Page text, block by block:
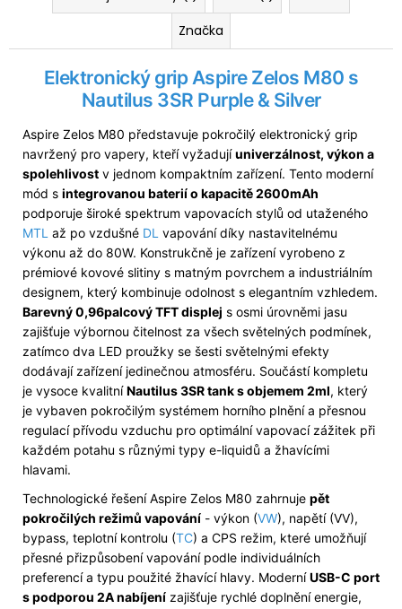
Značka
Elektronický grip Aspire Zelos M80 s
Nautilus 3SR Purple & Silver
Aspire Zelos M80 představuje pokročilý elektronický grip
navržený pro vapery, kteří vyžadujíuniverzálnost, výkon a
spolehlivost v jednom kompaktním zařízení. Tento moderní
mód s integrovanou baterií o kapacitě 2600mAh
podporuje široké spektrum vapovacích stylů od utaženého
MTL až po vzdušné DL vapování díky nastavitelnému
výkonu až do 80W. Konstrukčně je zařízení vyrobeno z
prémiové kovové slitiny s matným povrchem a industriálním
designem, který kombinuje odolnost s elegantním vzhledem.
Barevný 0,96palcový TFT displej s osmi úrovněmi jasu
zajišťuje výbornou čitelnost za všech světelných podmínek,
zatímco dva LED proužky se šesti světelnými efekty
dodávají zařízení jedinečnou atmosféru. Součástí kompletu
je vysoce kvalitníNautilus 3SR tank s objemem 2ml, který
je vybaven pokročilým systémem horního plnění a přesnou
regulací přívodu vzduchu pro optimální vapovací zážitek při
každém potahu s různými typy e-liquidů a žhavícími
hlavami.
Technologické řešení Aspire Zelos M80 zahrnuje pět
pokročilých režimů vapování - výkon (VW), napětí (VV),
bypass, teplotní kontrolu (TC) a CPS režim, které umožňují
přesné přizpůsobení vapování podle individuálních
preferencí a typu použité žhavící hlavy. ModerníUSB-C port
s podporou 2A nabíjení zajišťuje rychlé doplnění energie,